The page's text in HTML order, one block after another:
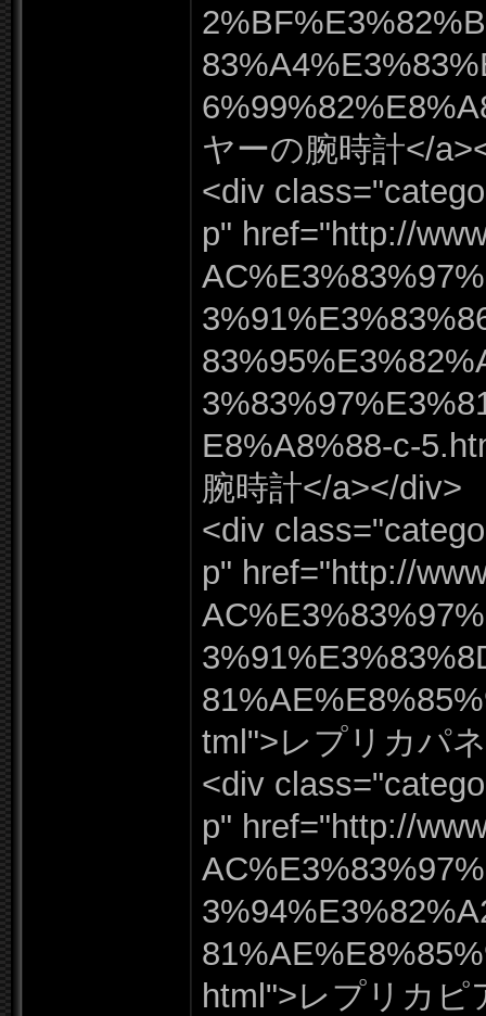
2%BF%E3%82%
83%A4%E3%83%
6%99%82%E8%
ヤーの腕時計</
<div class="
p" href="http://
AC%E3%83%97%
3%91%E3%83%
83%95%E3%82%
3%83%97%E3%
E8%A8%88-c-5.
腕時計</a></div>
<div class="
p" href="http://
AC%E3%83%97%
3%91%E3%83%
81%AE%E8%85%
tml">レプリカパ
<div class="
p" href="http://
AC%E3%83%97%
3%94%E3%82%
81%AE%E8%85%
html">レプリカピ